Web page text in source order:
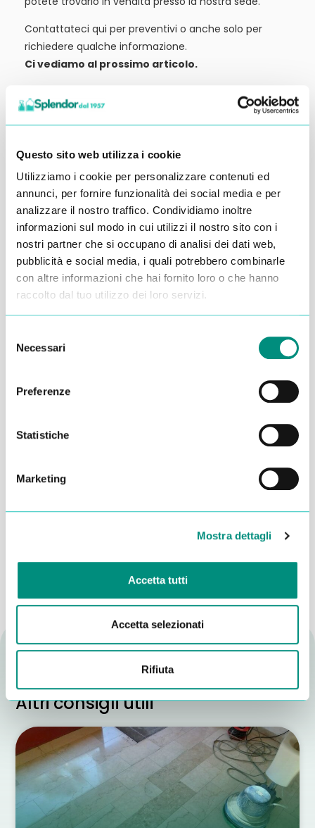
Questo sito web utilizza i cookie
Utilizziamo i cookie per personalizzare contenuti ed
annunci, per fornire funzionalità dei social media e per
analizzare il nostro traffico. Condividiamo inoltre
informazioni sul modo in cui utilizzi il nostro sito con i
nostri partner che si occupano di analisi dei dati web,
pubblicità e social media, i quali potrebbero combinarle
con altre informazioni che hai fornito loro o che hanno
raccolto dal tuo utilizzo dei loro servizi.
delNecessari
Preferenze
Statistiche
Marketing
Mostra dettagli
Accetta tutti
Accetta selezionati
Rifiuta
Contattateci qui per preventivi o anche solo per
richiedere qualche informazione.
Ci vediamo al prossimo articolo.
Inserisci i tuoi dati qui, ti ricontatteremo
entro 48 ore
Dichiaro di aver letto la
e acconsento al
Altri consigli utili